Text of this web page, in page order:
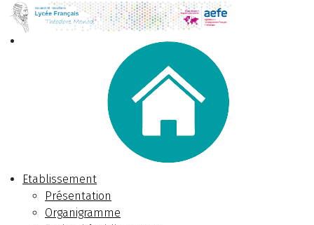
Etablissement
Présentation
Organigramme